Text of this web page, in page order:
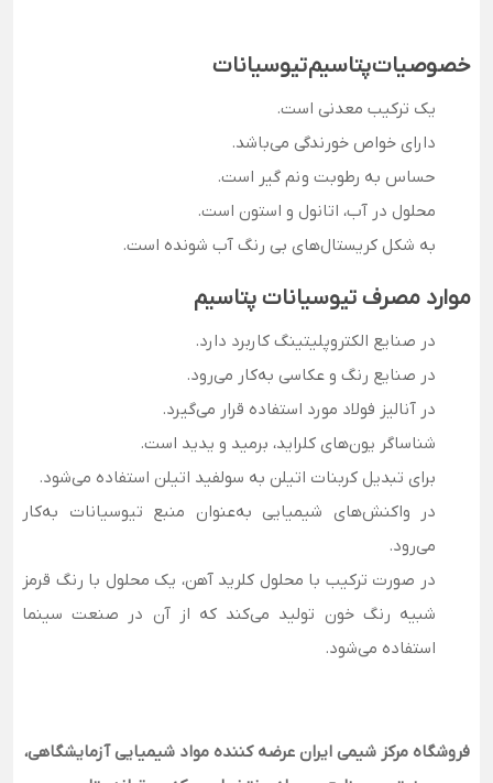
خصوصیات پتاسیم تیوسیانات
یک ترکیب معدنی است.
دارای خواص خورندگی می‌باشد.
حساس به رطوبت و نم گیر است.
محلول در آب، اتانول و استون است.
به شکل کریستال‌های بی رنگ آب شونده است.
موارد مصرف تیوسیانات پتاسیم
در صنایع الکتروپلیتینگ کاربرد دارد.
در صنایع رنگ و عکاسی به‌کار می‌رود.
در آنالیز فولاد مورد استفاده قرار می‌گیرد.
شناساگر یون‌های کلراید، برمید و یدید است.
برای تبدیل کربنات اتیلن به سولفید اتیلن استفاده می‌شود.
در واکنش‌های شیمیایی به‌عنوان منبع تیوسیانات به‌کار
می‌رود.
در صورت ترکیب با محلول کلرید آهن، یک محلول با رنگ قرمز
شبیه رنگ خون تولید می‌کند که از آن در صنعت سینما
استفاده می‌شود.
فروشگاه مرکز شیمی ایران عرضه کننده مواد شیمیایی آزمایشگاهی،